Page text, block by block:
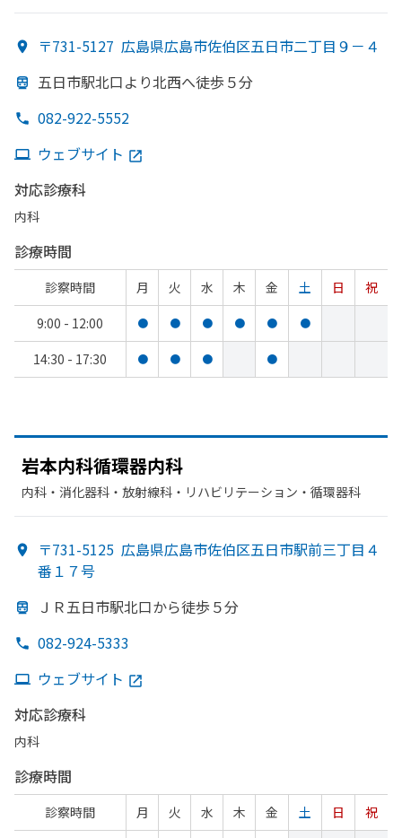
〒731-5127 広島県広島市佐伯区五日市二丁目９－４
五日市駅北口より北西へ徒歩５分
082-922-5552
ウェブサイト
対応診療科
内科
診療時間
診察時間 月 火 水 木 金 土 日
祝
9:00 - 12:00
● ● ● ● ● ●
14:30 - 17:30 ● ● ● ●
岩本内科循環器内科
内科・​消化器科・​放射線科・​リハビリテーション・​循環器科
〒731-5125 広島県広島市佐伯区五日市駅前三丁目４
番１７号
ＪＲ五日市駅北口から徒歩５分
082-924-5333
ウェブサイト
対応診療科
内科
診療時間
診察時間 月 火 水 木 金 土 日
祝